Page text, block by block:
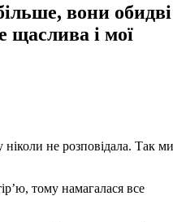
вони обидві
щаслива і мої
не розповідала. Так
тому намагалася все